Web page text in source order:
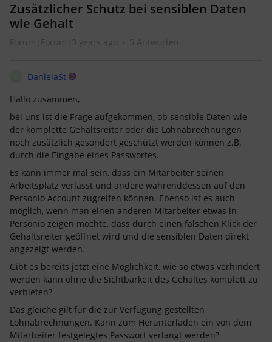
Zusätzlicher Schutz bei sensiblen Daten
wie Gehalt
Forum|Forum|3 years ago 5 Antworten
DanielaSt
Hallo zusammen,
bei uns ist die Frage aufgekommen, ob sensible Daten wie
der komplette Gehaltsreiter oder die Lohnabrechnungen
noch zusätzlich gesondert geschützt werden können z.B.
durch die Eingabe eines Passwortes.
Es kann immer mal sein, dass ein Mitarbeiter seinen
Arbeitsplatz verlässt und andere währenddessen auf den
Personio Account zugreifen können. Ebenso ist es auch
möglich, wenn man einen anderen Mitarbeiter etwas in
Personio zeigen möchte, dass durch einen falschen Klick der
Gehaltsreiter geöffnet wird und die sensiblen Daten direkt
angezeigt werden.
Gibt es bereits jetzt eine Möglichkeit, wie so etwas verhindert
werden kann ohne die Sichtbarkeit des Gehaltes komplett zu
verbieten?
Das gleiche gilt für die zur Verfügung gestellten
Lohnabrechnungen. Kann zum Herunterladen ein von dem
Mitarbeiter festgelegtes Passwort verlangt werden?